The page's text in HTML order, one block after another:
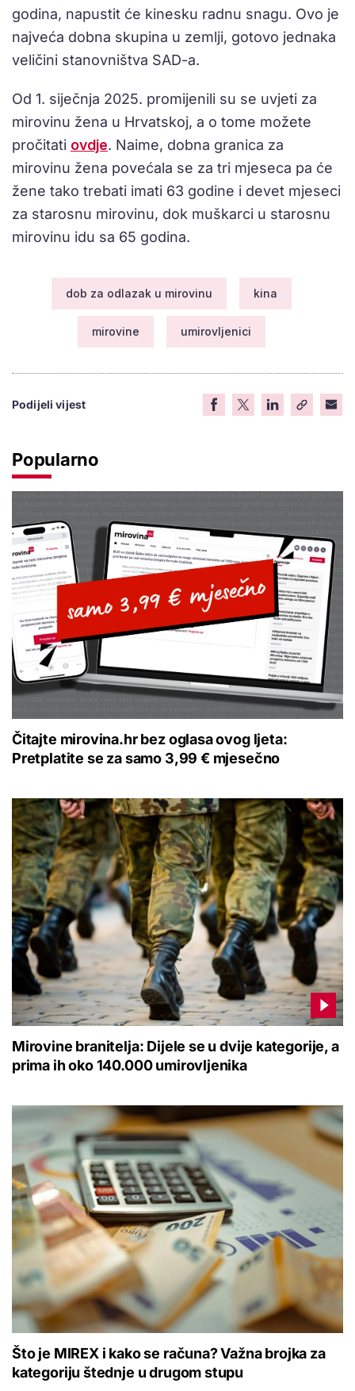
godina, napustit će kinesku radnu snagu. Ovo je
najveća dobna skupina u zemlji, gotovo jednaka
veličini stanovništva SAD-a.
Od 1. siječnja 2025. promijenili su se uvjeti za
mirovinu žena u Hrvatskoj, a o tome možete
pročitati ovdje. Naime, dobna granica za
mirovinu žena povećala se za tri mjeseca pa će
žene tako trebati imati 63 godine i devet mjeseci
za starosnu mirovinu, dok muškarci u starosnu
mirovinu idu sa 65 godina.
dob za odlazak u mirovinu kina
mirovine umirovljenici
Podijeli vijest
Popularno
Čitajte mirovina.hr bez oglasa ovog ljeta:
Pretplatite se za samo 3,99 € mjesečno
Mirovine branitelja: Dijele se u dvije kategorije, a
prima ih oko 140.000 umirovljenika
Što je MIREX i kako se računa? Važna brojka za
kategoriju štednje u drugom stupu